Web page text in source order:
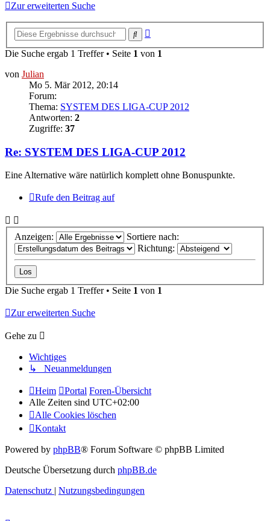
Zur erweiterten Suche
Suche
Die Suche ergab 1 Treffer • Seite 1 von 1
von Julian
Mo 5. Mär 2012, 20:14
Forum:
Thema: SYSTEM DES LIGA-CUP 2012
Antworten: 2
Zugriffe: 37
Re: SYSTEM DES LIGA-CUP 2012
Eine Alternative wäre natürlich komplett ohne Bonuspunkte.
Rufe den Beitrag auf
Anzeigen:
Sortiere nach:
Richtung:
Die Suche ergab 1 Treffer • Seite 1 von 1
Zur erweiterten Suche
Gehe zu
Wichtiges
↳ Neuanmeldungen
Heim Portal Foren-Übersicht
Alle Zeiten sind UTC+02:00
Alle Cookies löschen
Kontakt
Powered by phpBB® Forum Software © phpBB Limited
Deutsche Übersetzung durch phpBB.de
Datenschutz | Nutzungsbedingungen